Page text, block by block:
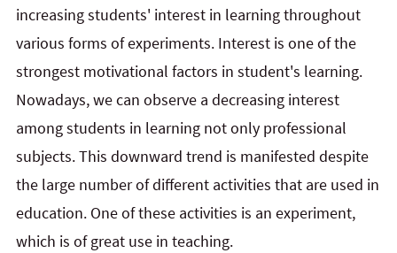
increasing students' interest in learning throughout
various forms of experiments. Interest is one of the
strongest motivational factors in student's learning.
Nowadays, we can observe a decreasing interest
among students in learning not only professional
subjects. This downward trend is manifested despite
the large number of different activities that are used in
education. One of these activities is an experiment,
which is of great use in teaching.